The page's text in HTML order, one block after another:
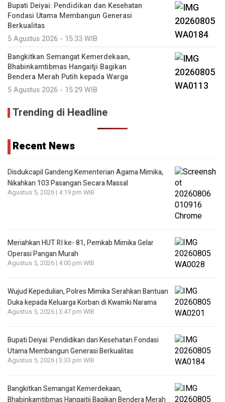
Bupati Deiyai: Pendidikan dan Kesehatan
Fondasi Utama Membangun Generasi
Berkualitas
5 Agustus 2026 - 15:33 WIB
Bangkitkan Semangat Kemerdekaan,
Bhabinkamtibmas Hangaitji Bagikan
Bendera Merah Putih kepada Warga
5 Agustus 2026 - 15:29 WIB
Trending di Headline
Recent News
Disdukcapil Gandeng Kementerian Agama Mimika,
Nikahkan 103 Pasangan Secara Massal
Agustus 5, 2026 | 4:19 pm WIB
Meriahkan HUT RI ke- 81, Pemkab Mimika Gelar
Operasi Pangan Murah
Agustus 5, 2026 | 4:00 pm WIB
Wujud Kepedulian, Polres Mimika Serahkan Bantuan
Duka kepada Keluarga Korban di Kwamki Narama
Agustus 5, 2026 | 3:47 pm WIB
Bupati Deiyai: Pendidikan dan Kesehatan Fondasi
Utama Membangun Generasi Berkualitas
Agustus 5, 2026 | 3:33 pm WIB
Bangkitkan Semangat Kemerdekaan,
Bhabinkamtibmas Hangaitji Bagikan Bendera Merah